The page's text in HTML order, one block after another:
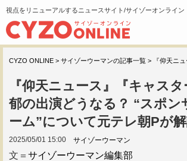
視点をリニューアルするニュースサイト/サイゾーオンライン
CYZO ONLINE > サイゾーウーマンの記事一覧 > 『仰天ニ
『仰天ニュース』『キャス
郁の出演どうなる？ “スポン
ーム”について元テレ朝Pが
2025/05/01 15:00 サイゾーウーマン
文＝ サイゾーウーマン編集部